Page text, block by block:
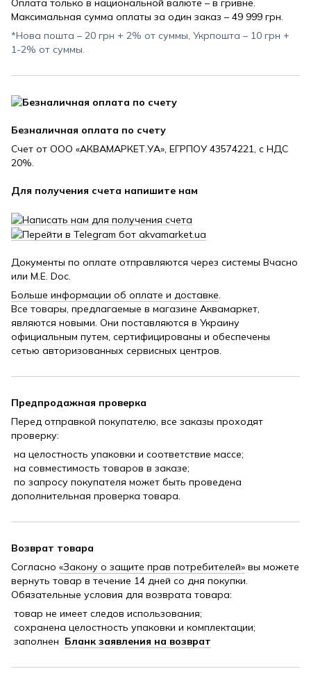
Максимальная сумма оплаты за один заказ – 49 999 грн.
*Нова пошта – 20 грн + 2% от суммы, Укрпошта – 10 грн +
1-2% от суммы.
Безналичная оплата по счету
Счет от ООО «АКВАМАРКЕТ.УА», ЕГРПОУ 43574221, с НДС
20%.
Для получения счета напишите нам
Документы по оплате отправляются через системы Вчасно
или M.E. Doc.
Больше информации об оплате и доставке.
Все товары, предлагаемые в магазине Аквамаркет,
являются новыми. Они поставляются в Украину
официальным путем, сертифицированы и обеспечены
сетью авторизованных сервисных центров.
Предпродажная проверка
Перед отправкой покупателю, все заказы проходят
проверку:
на целостность упаковки и соответствие массе;
на совместимость товаров в заказе;
по запросу покупателя может быть проведена
дополнительная проверка товара.
Возврат товара
Согласно «Закону о защите прав потребителей» вы можете
вернуть товар в течение 14 дней со дня покупки.
Обязательные условия для возврата товара:
товар не имеет следов использования;
сохранена целостность упаковки и комплектации;
заполнен Бланк заявления на возврат